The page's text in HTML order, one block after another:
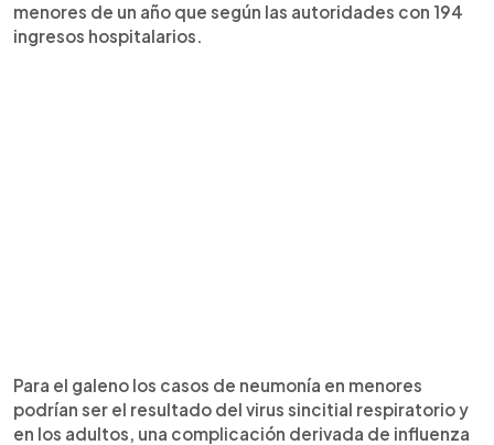
menores de un año que según las autoridades con 194
ingresos hospitalarios.
Para el galeno los casos de neumonía en menores
podrían ser el resultado del virus sincitial respiratorio y
en los adultos, una complicación derivada de influenza